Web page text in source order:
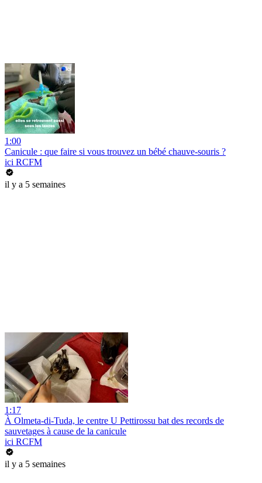
1:00
Canicule : que faire si vous trouvez un bébé chauve-souris ?
ici RCFM
il y a 5 semaines
1:17
À Olmeta-di-Tuda, le centre U Pettirossu bat des records de
sauvetages à cause de la canicule
ici RCFM
il y a 5 semaines